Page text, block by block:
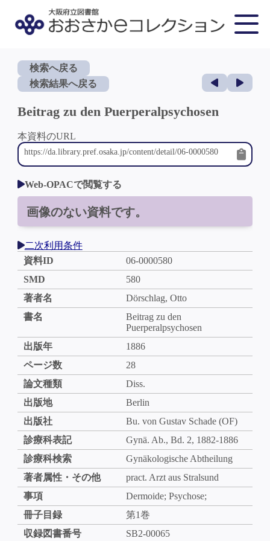
検索へ戻る
検索結果へ戻る
Beitrag zu den Puerperalpsychosen
本資料のURL
Web-OPACで閲覧する
画像のない資料です。
二次利用条件
資料ID
06-0000580
SMD
580
著者名
Dörschlag, Otto
書名
Beitrag zu den
Puerperalpsychosen
出版年
1886
ページ数
28
論文種類
Diss.
出版地
Berlin
出版社
Bu. von Gustav Schade (OF)
診療科表記
Gynä. Ab., Bd. 2, 1882-1886
診療科検索
Gynäkologische Abtheilung
著者属性・その他
pract. Arzt aus Stralsund
事項
Dermoide; Psychose;
冊子目録
第1巻
収録図書番号
SB2-00065